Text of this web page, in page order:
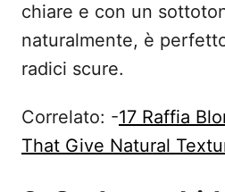
chiare e con un
naturalmente, è
radici scure.
Correlato: -17 Raffia
That Give Natural